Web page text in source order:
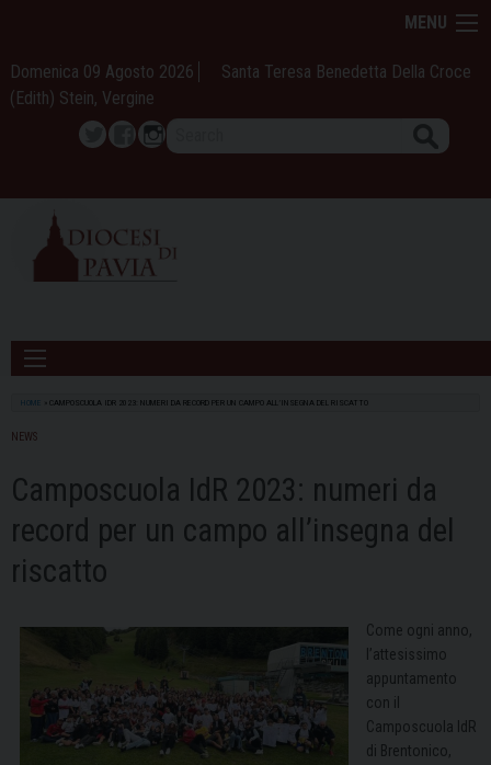
content
MENU
Domenica 09 Agosto 2026
Santa Teresa Benedetta Della Croce
(Edith) Stein, Vergine
TwitterFacebook
Instagram
HOME CAMPOSCUOLA IDR 2023: NUMERI DA RECORD PER UN CAMPO ALL’INSEGNA DEL RISCATTO
NEWS
Camposcuola IdR 2023: numeri da
record per un campo all’insegna del
riscatto
Come ogni anno,
l’attesissimo
appuntamento
con il
Camposcuola IdR
di Brentonico,